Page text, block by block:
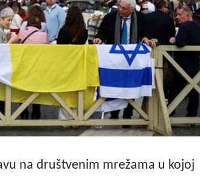
na društvenim mrežama u kojoj